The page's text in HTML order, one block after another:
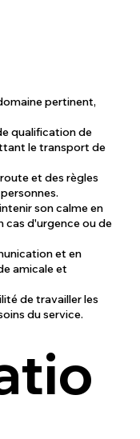
pertinent,
qualification de
le transport de
et des règles
son calme en
d'urgence ou de
et en
amicale et
de travailler les
du service.